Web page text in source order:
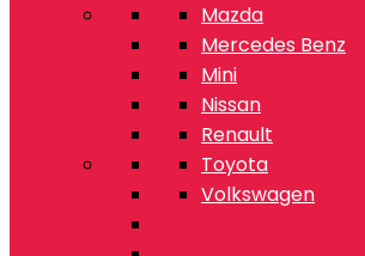
Mazda
Mercedes Benz
Mini
Nissan
Renault
Toyota
Volkswagen